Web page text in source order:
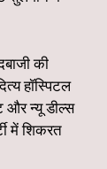
की
हॉस्पिटल
और न्यू डील्स
में शिकरत